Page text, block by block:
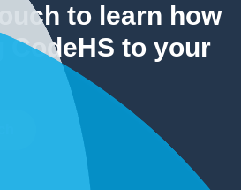
to learn how
CodeHS to your